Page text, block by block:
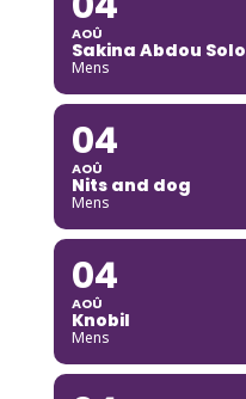
AOÛ
Sakina Abdou Solo
Mens
04
AOÛ
Nits and dog
Mens
04
AOÛ
Knobil
Mens